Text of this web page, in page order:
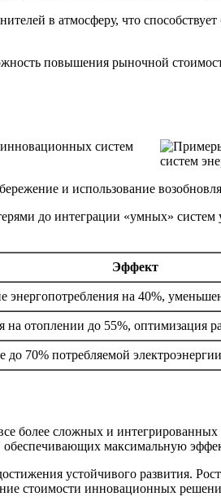
в атмосферу, что
повышения рыночной
систем
и использование
до интеграции «умных»
Эффект
энергопотребления на 40%,
на отоплении до 55%, оптимизация
до 70% потребляемой
более сложных и
обеспечивающих максимальную
устойчивого развития.
стоимости инновационных